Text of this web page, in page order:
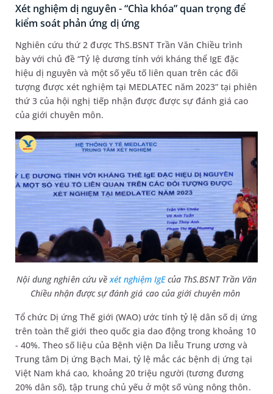
Xét nghiệm dị nguyên - “Chìa khóa” quan trọng để
kiểm soát phản ứng dị ứng
Nghiên cứu thứ 2 được ThS.BSNT Trần Văn Chiều trình
bày với chủ đề “Tỷ lệ dương tính với kháng thể IgE đặc
hiệu dị nguyên và một số yếu tố liên quan trên các đối
tượng được xét nghiệm tại MEDLATEC năm 2023” tại phiên
thứ 3 của hội nghị tiếp nhận được được sự đánh giá cao
của giới chuyên môn.
Nội dung nghiên cứu vềxét nghiệm IgEcủa ThS.BSNT Trần Văn
Chiều nhận được sự đánh giá cao của giới chuyên môn
Tổ chức Dị ứng Thế giới (WAO) ước tính tỷ lệ dân số dị ứng
trên toàn thế giới theo quốc gia dao động trong khoảng 10
- 40%. Theo số liệu của Bệnh viện Da liễu Trung ương và
Trung tâm Dị ứng Bạch Mai, tỷ lệ mắc các bệnh dị ứng tại
Việt Nam khá cao, khoảng 20 triệu người (tương đương
20% dân số), tập trung chủ yếu ở một số vùng nông thôn.